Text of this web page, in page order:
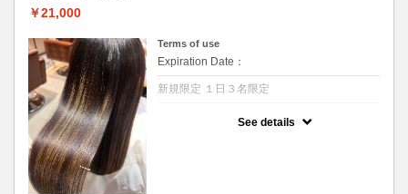
￥21,000
Terms of use
Expiration Date：
新規限定 １日３名限定
See details